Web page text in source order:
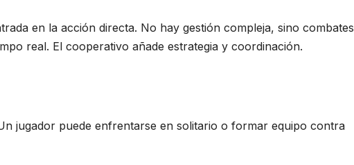
en la acción directa. No hay gestión compleja, sino combates
real. El cooperativo añade estrategia y coordinación.
jugador puede enfrentarse en solitario o formar equipo contra